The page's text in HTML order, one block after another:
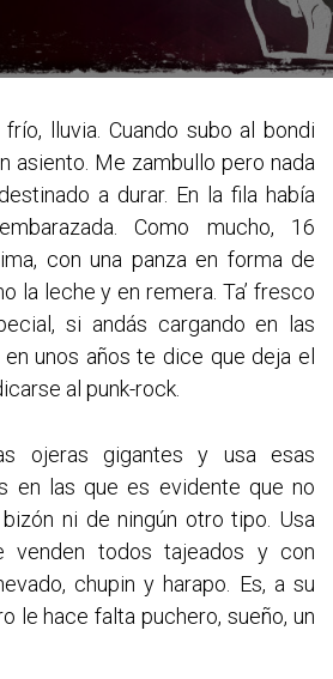
frío, lluvia. Cuando subo al bondi
asiento. Me zambullo pero nada
a durar. En la fila había
Como mucho, 16
con una panza en forma de
la leche y en remera. Ta’ fresco
si andás cargando en las
unos años te dice que deja el
al punk-rock.
ojeras gigantes y usa esas
en las que es evidente que no
ni de ningún otro tipo. Usa
venden todos tajeados y con
chupin y harapo. Es, a su
le hace falta puchero, sueño, un